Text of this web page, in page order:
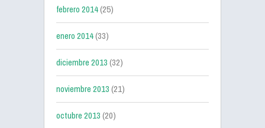
febrero 2014(25)
enero 2014(33)
diciembre 2013(32)
noviembre 2013(21)
octubre 2013(20)